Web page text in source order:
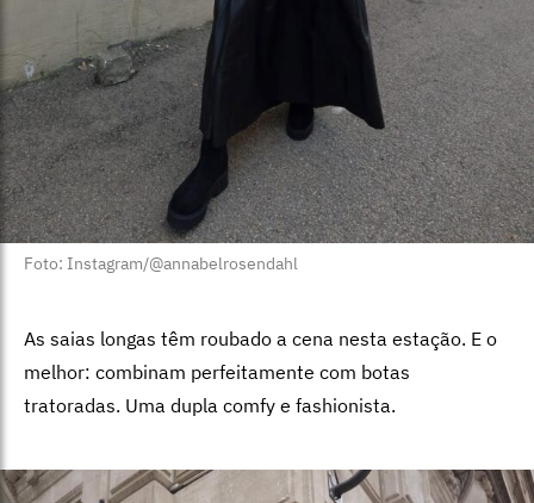
Foto: Instagram/@annabelrosendahl
As saias longas têm roubado a cena nesta estação. E o
melhor: combinam perfeitamente com botas
tratoradas. Uma dupla comfy e fashionista.